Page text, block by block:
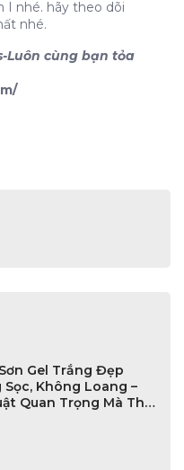
I nhé. hãy theo dõi
nhé.
Luôn cùng bạn tỏa
Gel Trắng Đẹp
Sọc, Không Loang –
Quan Trọng Mà Thợ